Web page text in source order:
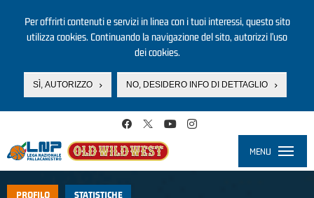
Per offrirti contenuti e servizi in linea con i tuoi interessi, questo sito
utilizza cookies. Continuando la navigazione del sito, autorizzi l’uso
dei cookies.
SÌ, AUTORIZZO NO, DESIDERO INFO DI DETTAGLIO
MENU
PROFILO STATISTICHE